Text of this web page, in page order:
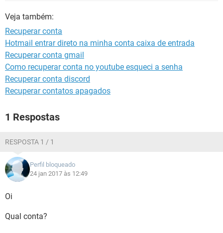
Veja também:
Recuperar conta
Hotmail entrar direto na minha conta caixa de entrada
Recuperar conta gmail
Como recuperar conta no youtube esqueci a senha
Recuperar conta discord
Recuperar contatos apagados
1 Respostas
RESPOSTA 1 / 1
Perfil bloqueado
24 jan 2017 às 12:49
Oi
Qual conta?